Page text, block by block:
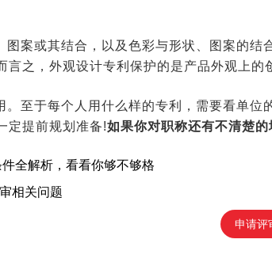
图案或其结合，以及色彩与形状、图案的结
之，外观设计专利保护的是产品外观上的
。至于每个人用什么样的专利，需要看单位
定提前规划准备!如果你对职称还有不清楚的
全解析，看看你够不够格
相关问题
申请评